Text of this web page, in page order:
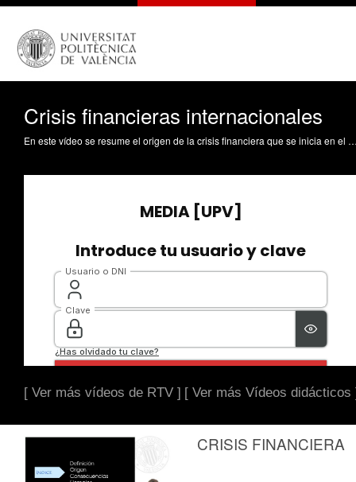
Crisis financieras internacionales
En este vídeo se resume el origen de la crisis financiera que se inicia en el verano del año 2007 y se revisan otras crisis financieras anteriores de impacto
[ Ver más vídeos de RTV ] [ Ver más Vídeos didácticos
CRISIS FINANCIERA